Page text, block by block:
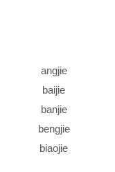
angjie
baijie
banjie
bengjie
biaojie